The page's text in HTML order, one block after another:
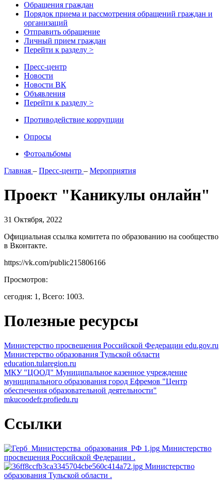
Обращения граждан
Порядок приема и рассмотрения обращений граждан и
организаций
Отправить обращение
Личный прием граждан
Перейти к разделу >
Пресс-центр
Новости
Новости ВК
Объявления
Перейти к разделу >
Противодействие коррупции
Опросы
Фотоальбомы
Главная – Пресс-центр – Мероприятия
Проект "Каникулы онлайн"
31 Октября, 2022
Официальная ссылка комитета по образованию на сообщество
в Вконтакте.
https://vk.com/public215806166
Просмотров:
сегодня: 1, Всего: 1003.
Полезные ресурсы
Министерство просвещения Российской Федерации edu.gov.ru
Министерство образования Тульской области
education.tularegion.ru
МКУ "ЦООД" Муниципальное казенное учреждение
муниципального образования город Ефремов "Центр
обеспечения образовательной деятельности"
mkucoodefr.profiedu.ru
Ссылки
Министерство
просвещения Российской Федерации .
Министерство
образования Тульской области .